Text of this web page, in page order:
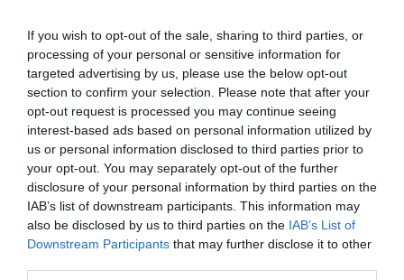
If you wish to opt-out of the sale, sharing to third parties, or
processing of your personal or sensitive information for
targeted advertising by us, please use the below opt-out
section to confirm your selection. Please note that after your
opt-out request is processed you may continue seeing
interest-based ads based on personal information utilized by
us or personal information disclosed to third parties prior to
your opt-out. You may separately opt-out of the further
disclosure of your personal information by third parties on the
IAB’s list of downstream participants. This information may
also be disclosed by us to third parties on the IAB’s List of
Downstream Participants that may further disclose it to other
Μαύρη Θάλασσα: Η εμπορική ναυτιλία
στην πρώτη γραμμή ενός ακήρυχτου
πολέμου
5G παντού, 6G στον ορίζοντα: Πού
βρίσκεται η Ελλάδα στη μεγάλη
τεχνολογική μετάβαση
Ο “χάρτης” των πληρωμών από τον e-
ΕΦΚΑ και τη ΔΥΠΑ έως τις 14 Αυγούστου